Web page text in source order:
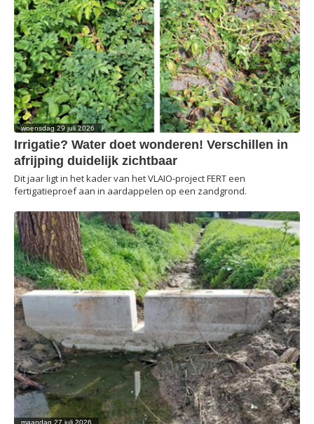
woensdag 29 juli 2026
Irrigatie? Water doet wonderen! Verschillen in
afrijping duidelijk zichtbaar
Dit jaar ligt in het kader van het VLAIO-project FERT een
fertigatieproef aan in aardappelen op een zandgrond.
maandag 27 juli 2026